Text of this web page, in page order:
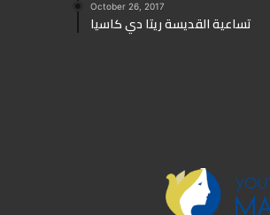
October 26, 2017
تساعية القديسة ريتا دي كاسيا